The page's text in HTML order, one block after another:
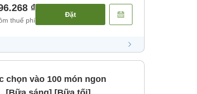
₫
thuế phí
Đặt
chọn vào 100 món ngon